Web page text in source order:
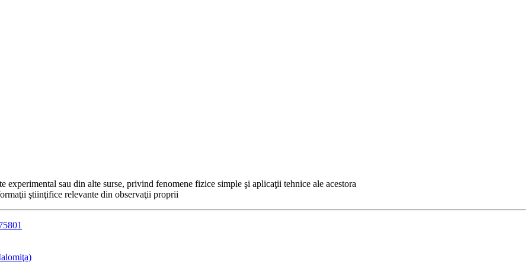
experimental sau din alte surse, privind fenomene fizice simple şi aplicaţii tehnice ale acestora
ştiinţifice relevante din observaţii proprii